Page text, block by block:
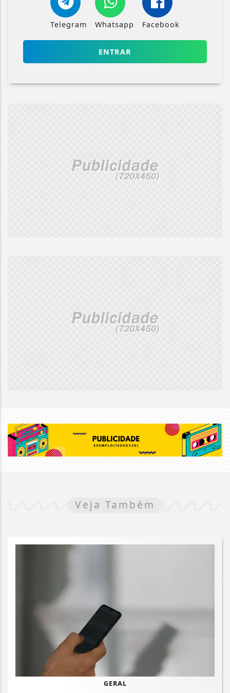
Telegram Whatsapp Facebook
ENTRAR
Veja Também
GERAL